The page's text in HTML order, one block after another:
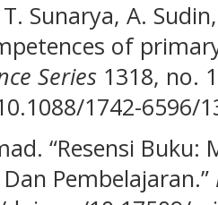
Sunarya, A.
of
Series 1318, no.
1742-6596/
“Resensi
Pembelajaran.”